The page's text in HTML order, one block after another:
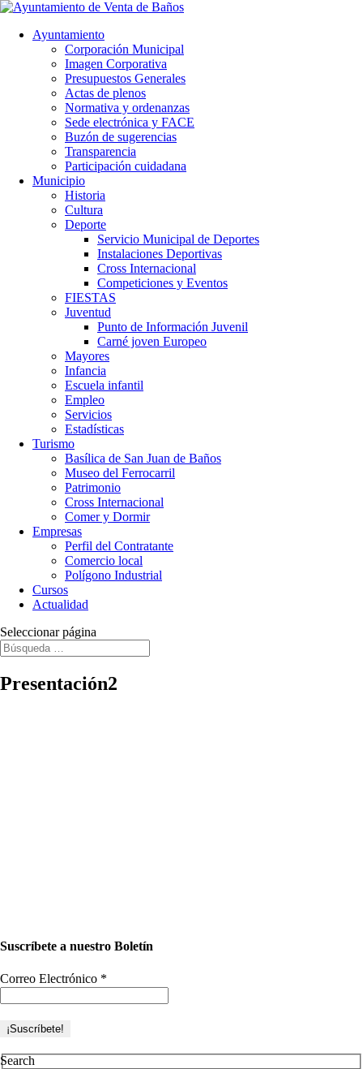
Ayuntamiento
Corporación Municipal
Imagen Corporativa
Presupuestos Generales
Actas de plenos
Normativa y ordenanzas
Sede electrónica y FACE
Buzón de sugerencias
Transparencia
Participación cuidadana
Municipio
Historia
Cultura
Deporte
Servicio Municipal de Deportes
Instalaciones Deportivas
Cross Internacional
Competiciones y Eventos
FIESTAS
Juventud
Punto de Información Juvenil
Carné joven Europeo
Mayores
Infancia
Escuela infantil
Empleo
Servicios
Estadísticas
Turismo
Basílica de San Juan de Baños
Museo del Ferrocarril
Patrimonio
Cross Internacional
Comer y Dormir
Empresas
Perfil del Contratante
Comercio local
Polígono Industrial
Cursos
Actualidad
Seleccionar página
Presentación2
Suscríbete a nuestro Boletín
Correo Electrónico *
Search